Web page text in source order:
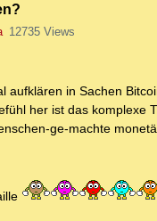
12735 Views
aufklären in Sachen
her ist das
ge-machte